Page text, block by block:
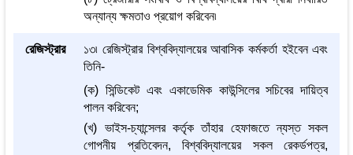
অন্যান্য ক্ষমতাও প্রয়োগ করিবেন৷
রেজিস্ট্রার
১৩৷ রেজিস্ট্রার বিশ্ববিদ্যালয়ের আবাসিক কর্মকর্তা হইবেন এবং
তিনি-
(ক) সিন্ডিকেট এবং একাডেমিক কাউন্সিলের সচিবের দায়িত্ব
পালন করিবেন;
(খ) ভাইস-চ্যান্সেলর কর্তৃক তাঁহার হেফাজতে ন্যস্ত সকল
গোপনীয় প্রতিবেদন, বিশ্ববিদ্যালয়ের সকল রেকর্ডপত্র,